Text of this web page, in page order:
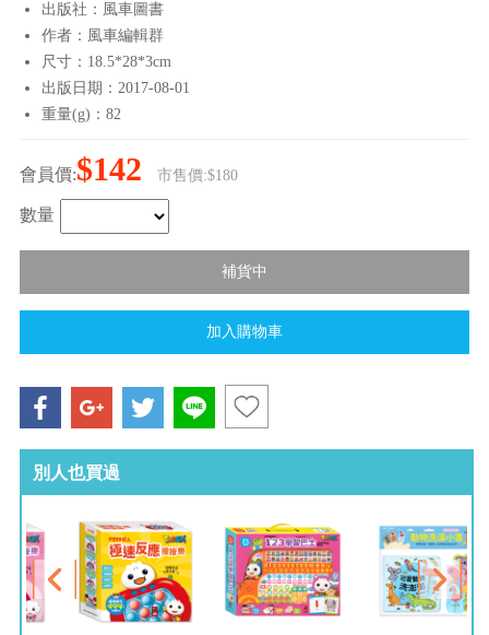
出版社：風車圖書
作者：風車編輯群
尺寸：18.5*28*3cm
出版日期：2017-08-01
重量(g)：82
會員價:$142 市售價:$180
數量
別人也買過